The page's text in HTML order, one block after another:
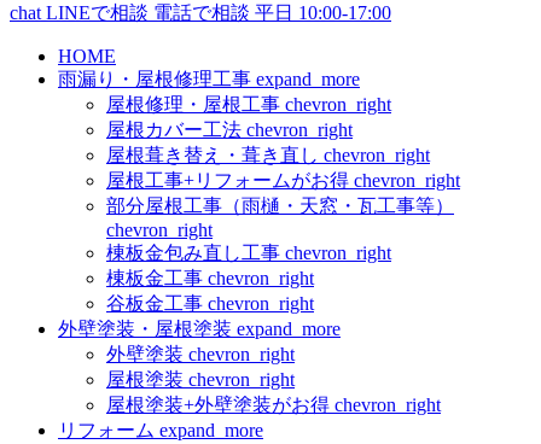
chat LINEで相談 電話で相談 平日 10:00-17:00
HOME
雨漏り・屋根修理工事 expand_more
屋根修理・屋根工事 chevron_right
屋根カバー工法 chevron_right
屋根葺き替え・葺き直し chevron_right
屋根工事+リフォームがお得 chevron_right
部分屋根工事（雨樋・天窓・瓦工事等）
chevron_right
棟板金包み直し工事 chevron_right
棟板金工事 chevron_right
谷板金工事 chevron_right
外壁塗装・屋根塗装 expand_more
外壁塗装 chevron_right
屋根塗装 chevron_right
屋根塗装+外壁塗装がお得 chevron_right
リフォーム expand_more